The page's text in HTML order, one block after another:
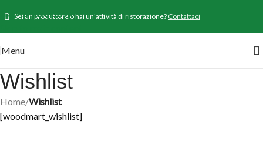
Skip to navigation
Sei un produttore o hai un'attività di ristorazione? Contattaci
Menu
Wishlist
Home/Wishlist
[woodmart_wishlist]